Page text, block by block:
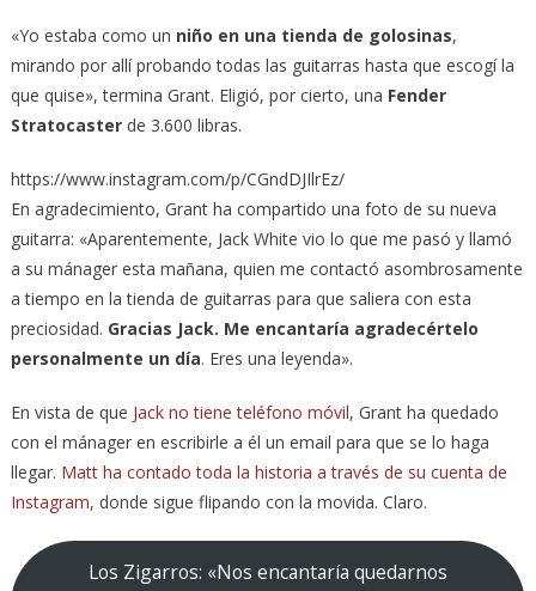
«Yo estaba como un niño en una tienda de golosinas,
mirando por allí probando todas las guitarras hasta que escogí la
que quise», termina Grant. Eligió, por cierto, una Fender
Stratocasterde 3.600 libras.
https://www.instagram.com/p/CGndDJIlrEz/
En agradecimiento, Grant ha compartido una foto de su nueva
guitarra: «Aparentemente, Jack White vio lo que me pasó y llamó
a su mánager esta mañana, quien me contactó asombrosamente
a tiempo en la tienda de guitarras para que saliera con esta
preciosidad. Gracias Jack. Me encantaría agradecértelo
personalmente un día. Eres una leyenda».
En vista de que Jack no tiene teléfono móvil, Grant ha quedado
con el mánager en escribirle a él un email para que se lo haga
llegar. Matt ha contado toda la historia a través de su cuenta de
Instagram, donde sigue flipando con la movida. Claro.
Los Zigarros: «Nos encantaría quedarnos